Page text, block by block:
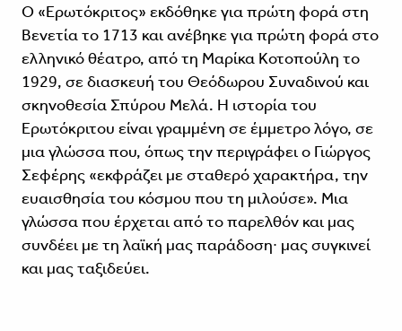
Ο «Ερωτόκριτος» εκδόθηκε για πρώτη φορά στη
Βενετία το 1713 και ανέβηκε για πρώτη φορά στο
ελληνικό θέατρο, από τη Μαρίκα Κοτοπούλη το
1929, σε διασκευή του Θεόδωρου Συναδινού και
σκηνοθεσία Σπύρου Μελά. Η ιστορία του
Ερωτόκριτου είναι γραμμένη σε έμμετρο λόγο, σε
μια γλώσσα που, όπως την περιγράφει ο Γιώργος
Σεφέρης «εκφράζει με σταθερό χαρακτήρα, την
ευαισθησία του κόσμου που τη μιλούσε». Μια
γλώσσα που έρχεται από το παρελθόν και μας
συνδέει με τη λαϊκή μας παράδοση∙ μας συγκινεί
και μας ταξιδεύει.